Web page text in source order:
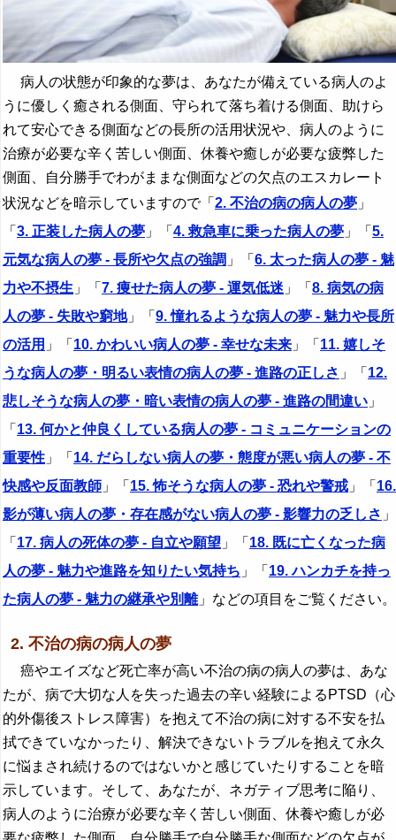
・・・
『ふ～ほ』の夢
『ま行』の夢
『や行』の夢
『ら行』の夢
『わ行』の夢
病人の状態が印象的な夢は、あなたが備えている病人のよ
うに優しく癒される側面、守られて落ち着ける側面、助けら
れて安心できる側面などの長所の活用状況や、病人のように
治療が必要な辛く苦しい側面、休養や癒しが必要な疲弊した
側面、自分勝手でわがままな側面などの欠点のエスカレート
状況などを暗示していますので「 2. 不治の病の病人の夢 」
「 3. 正装した病人の夢 」「 4. 救急車に乗った病人の夢 」「 5.
元気な病人の夢 - 長所や欠点の強調 」「 6. 太った病人の夢 - 魅
力や不摂生 」「 7. 痩せた病人の夢 - 運気低迷 」「 8. 病気の病
人の夢 - 失敗や窮地」「 9. 憧れるような病人の夢 - 魅力や長所
の活用 」「 10. かわいい病人の夢 - 幸せな未来 」「 11. 嬉しそ
うな病人の夢・明るい表情の病人の夢 - 進路の正しさ 」「 12.
悲しそうな病人の夢・暗い表情の病人の夢 - 進路の間違い 」
「 13. 何かと仲良くしている病人の夢 - コミュニケーションの
重要性 」「 14. だらしない病人の夢・態度が悪い病人の夢 - 不
快感や反面教師 」「 15. 怖そうな病人の夢 - 恐れや警戒 」「 16.
影が薄い病人の夢・存在感がない病人の夢 - 影響力の乏しさ 」
「 17. 病人の死体の夢 - 自立や願望 」「 18. 既に亡くなった病
人の夢 - 魅力や進路を知りたい気持ち 」「 19. ハンカチを持っ
た病人の夢 - 魅力の継承や別離」などの項目をご覧ください。
2. 不治の病の病人の夢
癌やエイズなど死亡率が高い不治の病の病人の夢は、あな
たが、病で大切な人を失った過去の辛い経験によるPTSD（心
的外傷後ストレス障害）を抱えて不治の病に対する不安を払
拭できていなかったり、解決できないトラブルを抱えて永久
に悩まされ続けるのではないかと感じていたりすることを暗
示しています。そして、あなたが、ネガティブ思考に陥り、
病人のように治療が必要な辛く苦しい側面、休養や癒しが必